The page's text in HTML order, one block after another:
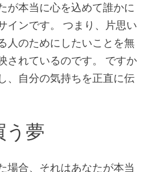
が本当に心を込めて誰かに
インです。 つまり、片思い
人のためにしたいことを無
されているのです。 ですか
、自分の気持ちを正直に伝
う夢
場合、それはあなたが本当